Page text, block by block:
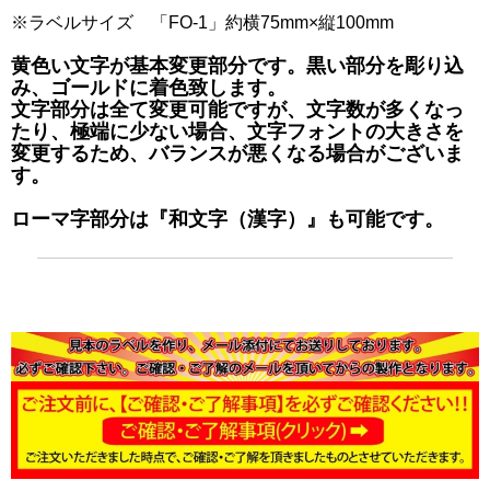
※ラベルサイズ 「FO-1」約横75mm×縦100mm
黄色い文字が基本変更部分です。黒い部分を彫り込
み、ゴールドに着色致します。
文字部分は全て変更可能ですが、文字数が多くなっ
たり、極端に少ない場合、文字フォントの大きさを
変更するため、バランスが悪くなる場合がございま
す。
ローマ字部分は『和文字（漢字）』も可能です。